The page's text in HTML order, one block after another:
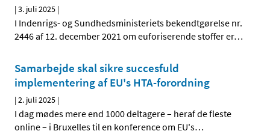
|3. juli 2025 |
I Indenrigs- og Sundhedsministeriets bekendtgørelse nr.
2446 af 12. december 2021 om euforiserende stoffer er…
Samarbejde skal sikre succesfuld
implementering af EU's HTA-forordning
|2. juli 2025 |
I dag mødes mere end 1000 deltagere – heraf de fleste
online – i Bruxelles til en konference om EU's…